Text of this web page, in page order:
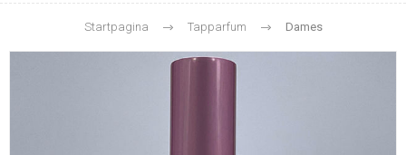
Startpagina Tapparfum Dames